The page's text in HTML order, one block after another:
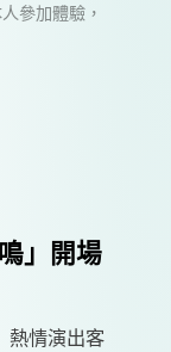
參加體驗，
」開場
熱情演出客